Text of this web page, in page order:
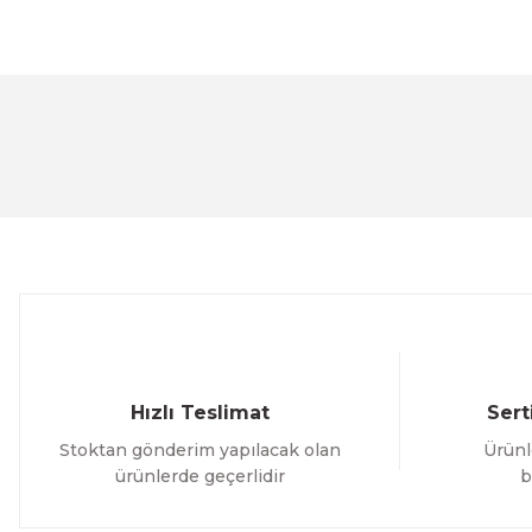
Hızlı Teslimat
Stoktan gönderim yapılacak olan
ürünlerde geçerlidir